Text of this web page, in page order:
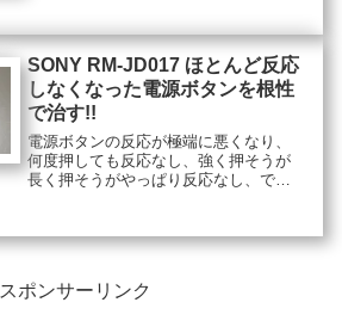
SONY RM-JD017 ほとんど反応
しなくなった電源ボタンを根性
で治す!!
電源ボタンの反応が極端に悪くなり、
何度押しても反応なし、強く押そうが
長く押そうがやっぱり反応なし、でも
家族から不便すぎると報告が・・・(-
スポンサーリンク